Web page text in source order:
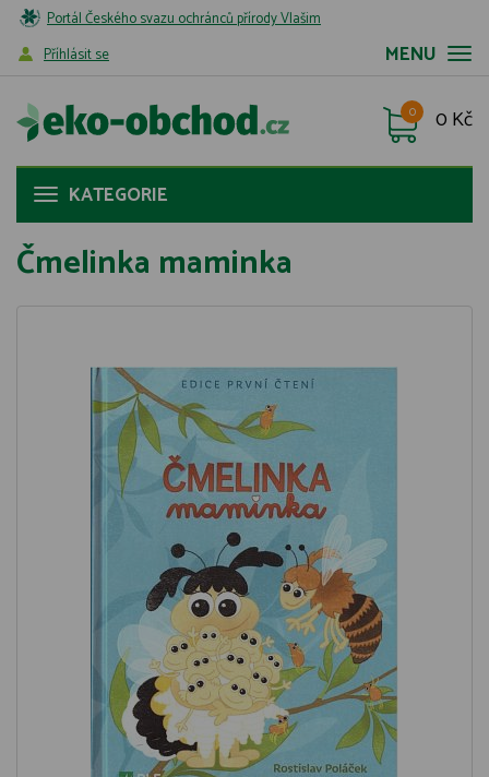
Portál Českého svazu ochránců přírody Vlašim
MENU
Příhlásit se
0 Kč
0
KATEGORIE
Čmelinka maminka